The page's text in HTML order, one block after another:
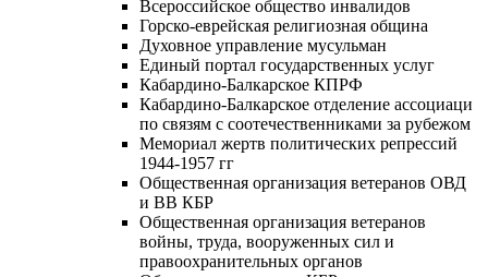
Всероссийское общество инвалидов
Горско-еврейская религиозная община
Духовное управление мусульман
Единый портал государственных услуг
Кабардино-Балкарское КПРФ
Кабардино-Балкарское отделение ассоциаци
по связям с соотечественниками за рубежом
Мемориал жертв политических репрессий
1944-1957 гг
Общественная организация ветеранов ОВД
и ВВ КБР
Общественная организация ветеранов
войны, труда, вооруженных сил и
правоохранительных органов